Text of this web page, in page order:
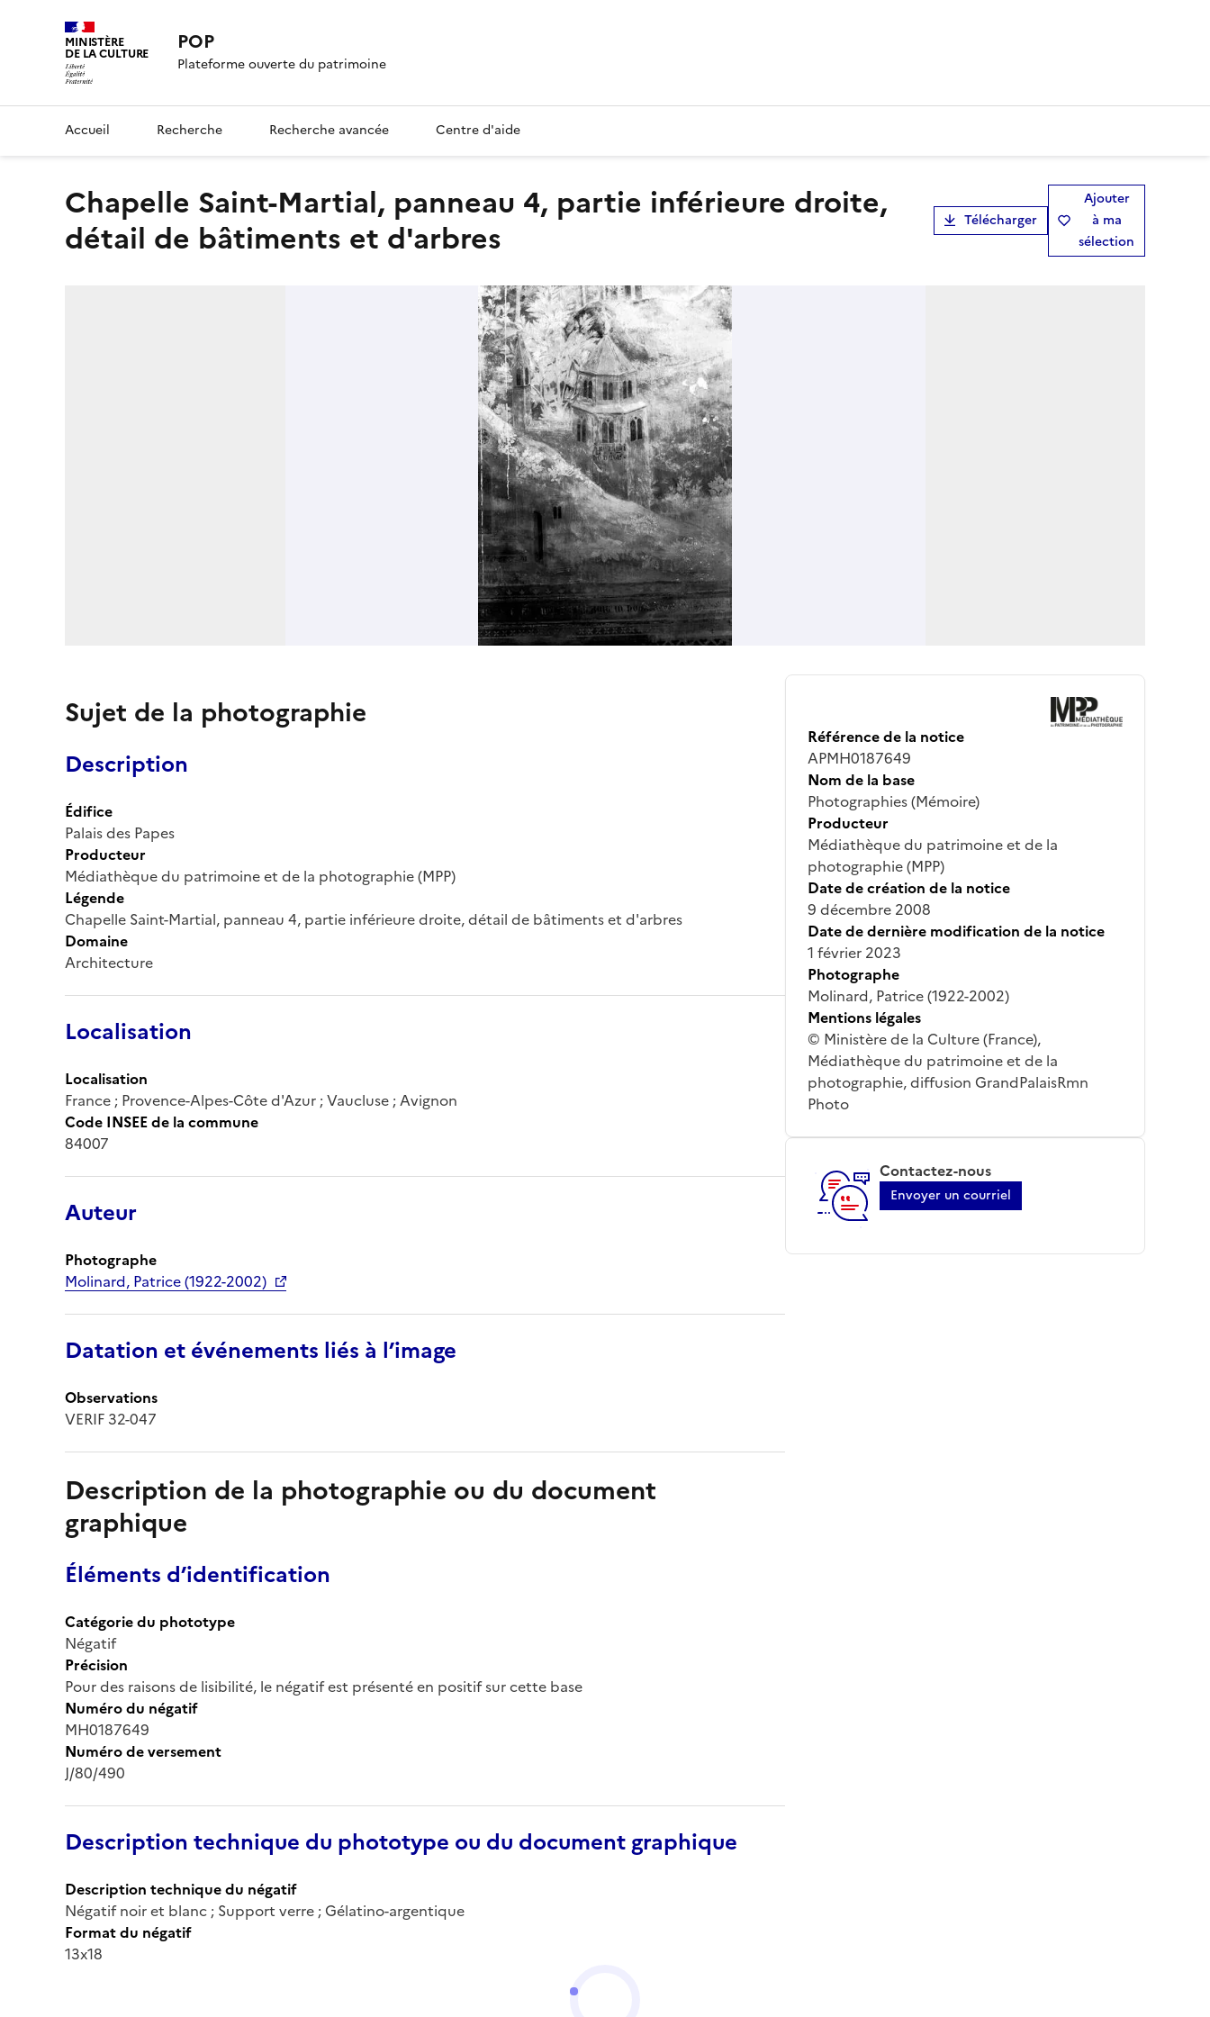
MINISTÈRE
DE LA CULTURE POP
Plateforme ouverte du patrimoine
Accueil Recherche Recherche avancée Centre d'aide
Chapelle Saint-Martial, panneau 4, partie inférieure droite,
détail de bâtiments et d'arbres
Télécharger
Ajouter
à ma
sélection
Sujet de la photographie
Description
Édifice
Palais des Papes
Producteur
Médiathèque du patrimoine et de la photographie (MPP)
Légende
Chapelle Saint-Martial, panneau 4, partie inférieure droite, détail de bâtiments et d'arbres
Domaine
Architecture
Localisation
Localisation
France ; Provence-Alpes-Côte d'Azur ; Vaucluse ; Avignon
Code INSEE de la commune
84007
Auteur
Photographe
Molinard, Patrice (1922-2002)
Datation et événements liés à l’image
Observations
VERIF 32-047
Description de la photographie ou du document
graphique
Éléments d’identification
Catégorie du phototype
Négatif
Précision
Pour des raisons de lisibilité, le négatif est présenté en positif sur cette base
Numéro du négatif
MH0187649
Numéro de versement
J/80/490
Description technique du phototype ou du document graphique
Description technique du négatif
Négatif noir et blanc ; Support verre ; Gélatino-argentique
Format du négatif
13x18
Référence de la notice
APMH0187649
Nom de la base
Photographies (Mémoire)
Producteur
Médiathèque du patrimoine et de la
photographie (MPP)
Date de création de la notice
9 décembre 2008
Date de dernière modification de la notice
1 février 2023
Photographe
Molinard, Patrice (1922-2002)
Mentions légales
© Ministère de la Culture (France),
Médiathèque du patrimoine et de la
photographie, diffusion GrandPalaisRmn
Photo
Contactez-nous
Envoyer un courriel